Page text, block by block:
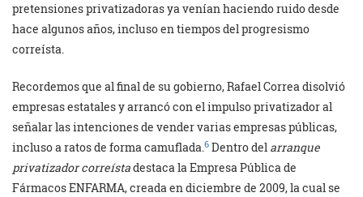
pretensiones privatizadoras ya venían haciendo ruido desde
hace algunos años, incluso en tiempos del progresismo
correísta.
Recordemos que al final de su gobierno, Rafael Correa disolvió
empresas estatales y arrancó con el impulso privatizador al
señalar las intenciones de vender varias empresas públicas,
incluso a ratos de forma camuflada.6 Dentro del arranque
privatizador correístadestaca la Empresa Pública de
Fármacos ENFARMA, creada en diciembre de 2009, la cual se